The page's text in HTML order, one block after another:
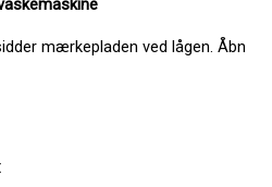
mærkepladen ved lågen. Åbn